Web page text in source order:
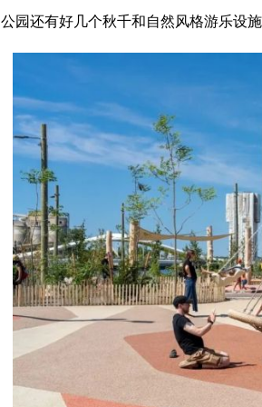
公园还有好几个秋千和自然风格游乐设